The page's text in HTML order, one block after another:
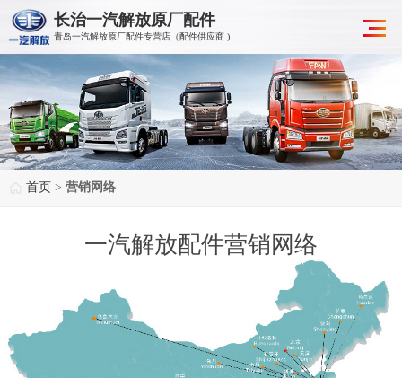
长治一汽解放原厂配件
青岛一汽解放原厂配件专营店（配件供应商 )
首页 > 营销网络
一汽解放配件营销网络